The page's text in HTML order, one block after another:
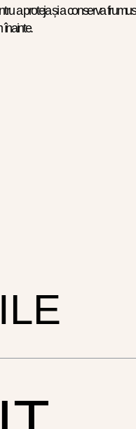
a proteja și a conserva
înainte.